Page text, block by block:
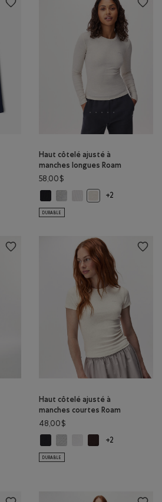
longues Roam: NOIR Couleur
longues Roam: MÉLANGE GRIS GIVRÉ
à manches longues Roam: BLANC Couleur
à manches longues Roam: MÉLANGE
Haut côtelé ajusté à
manches longues Roam
58,00$
Haut côtelé ajusté à manches
Haut côtelé ajusté à manches
Haut côtelé ajusté à
Haut côtelé ajusté à
+2
DURABLE
Haut côtelé ajusté à
manches courtes Roam
48,00$
Haut côtelé ajusté à manches
Haut côtelé ajusté à manches
Haut côtelé ajusté à
Haut côtelé ajusté à
+2
DURABLE